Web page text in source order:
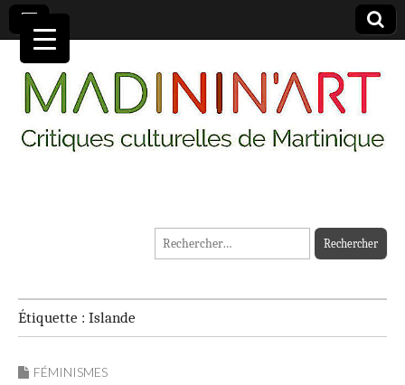
MADININ'ART
Rechercher :
Étiquette : Islande
FÉMINISMES